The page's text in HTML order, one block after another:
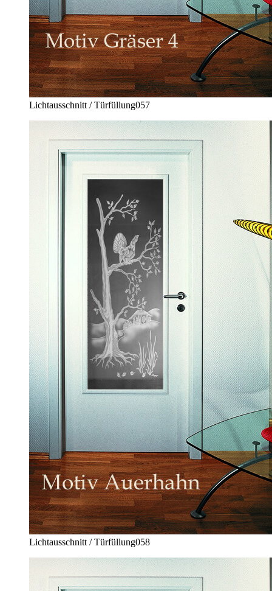
Lichtausschnitt / Türfüllung057
Lichtausschnitt / Türfüllung058